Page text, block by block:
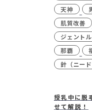
天神
肌質改善
ジェント
那覇
針（ニー
授乳中に脱
せて解説！